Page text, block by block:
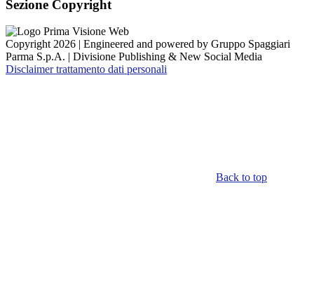
Sezione Copyright
Copyright 2026 | Engineered and powered by Gruppo Spaggiari
Parma S.p.A. | Divisione Publishing & New Social Media
Disclaimer trattamento dati personali
Back to top